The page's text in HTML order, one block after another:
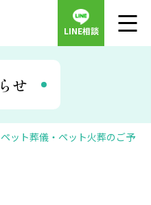
LINE相談
せ
ット葬儀・ペット火葬のご予